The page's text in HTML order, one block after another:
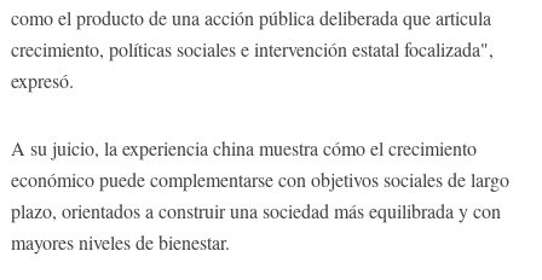
como el producto de una acción pública deliberada que articula
crecimiento, políticas sociales e intervención estatal focalizada",
expresó.
A su juicio, la experiencia china muestra cómo el crecimiento
económico puede complementarse con objetivos sociales de largo
plazo, orientados a construir una sociedad más equilibrada y con
mayores niveles de bienestar.